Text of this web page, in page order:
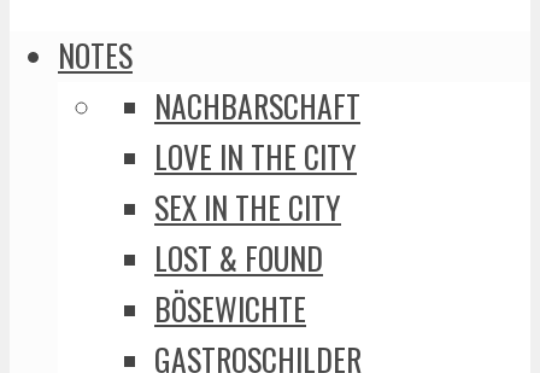
NOTES
NACHBARSCHAFT
LOVE IN THE CITY
SEX IN THE CITY
LOST & FOUND
BÖSEWICHTE
GASTROSCHILDER